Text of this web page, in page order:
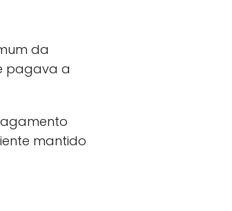
da
pagava a
mantido